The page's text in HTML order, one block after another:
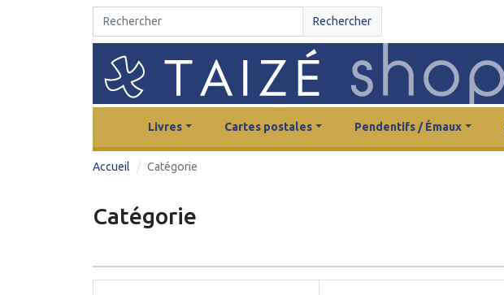
Rechercher
Livres Cartes postales Pendentifs / Émaux
Accueil Catégorie
Catégorie